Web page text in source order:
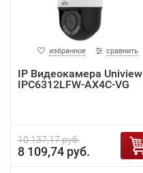
избранное сравнить
IP Видеокамера Uniview
IPC6312LFW-AX4C-VG
10 137,17 руб.
8 109,74 руб.